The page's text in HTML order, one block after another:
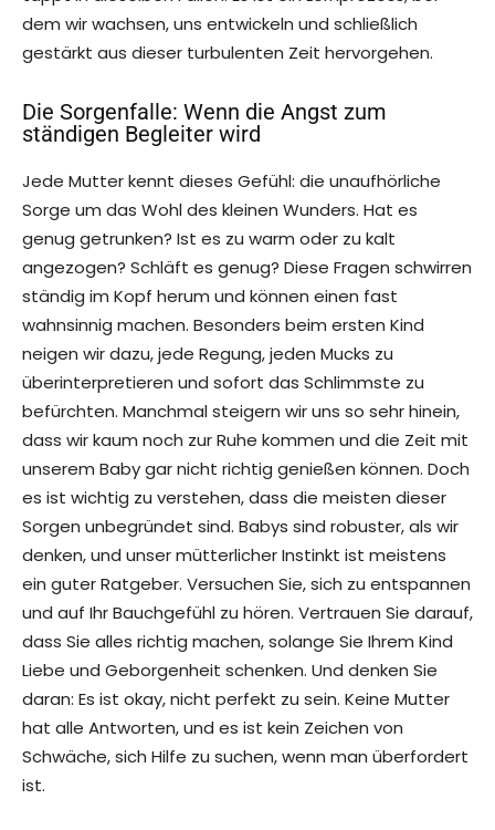
dem wir wachsen, uns entwickeln und schließlich
gestärkt aus dieser turbulenten Zeit hervorgehen.
Die Sorgenfalle: Wenn die Angst zum
ständigen Begleiter wird
Jede Mutter kennt dieses Gefühl: die unaufhörliche
Sorge um das Wohl des kleinen Wunders. Hat es
genug getrunken? Ist es zu warm oder zu kalt
angezogen? Schläft es genug? Diese Fragen schwirren
ständig im Kopf herum und können einen fast
wahnsinnig machen. Besonders beim ersten Kind
neigen wir dazu, jede Regung, jeden Mucks zu
überinterpretieren und sofort das Schlimmste zu
befürchten. Manchmal steigern wir uns so sehr hinein,
dass wir kaum noch zur Ruhe kommen und die Zeit mit
unserem Baby gar nicht richtig genießen können. Doch
es ist wichtig zu verstehen, dass die meisten dieser
Sorgen unbegründet sind. Babys sind robuster, als wir
denken, und unser mütterlicher Instinkt ist meistens
ein guter Ratgeber. Versuchen Sie, sich zu entspannen
und auf Ihr Bauchgefühl zu hören. Vertrauen Sie darauf,
dass Sie alles richtig machen, solange Sie Ihrem Kind
Liebe und Geborgenheit schenken. Und denken Sie
daran: Es ist okay, nicht perfekt zu sein. Keine Mutter
hat alle Antworten, und es ist kein Zeichen von
Schwäche, sich Hilfe zu suchen, wenn man überfordert
ist.